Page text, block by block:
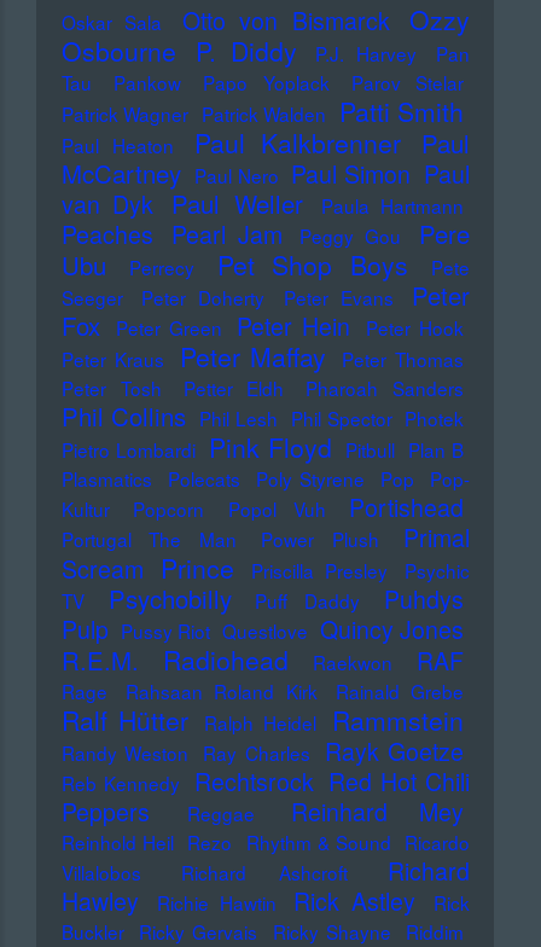
Oskar Sala
Otto von Bismarck Ozzy
Osbourne
P. Diddy P.J. Harvey
Pan
Tau
Pankow Papo Yoplack
Parov Stelar
Patrick Wagner Patrick Walden Patti Smith
Paul Heaton Paul Kalkbrenner
Paul
McCartney Paul Nero Paul Simon Paul
van Dyk Paul Weller Paula Hartmann
Peaches Pearl Jam Peggy Gou
Pere
Ubu
Perrecy Pet Shop Boys
Pete
Seeger
Peter Doherty Peter Evans
Peter
Fox
Peter Green Peter Hein
Peter Hook
Peter Kraus
Peter Maffay
Peter Thomas
Peter Tosh
Petter Eldh Pharoah Sanders
Phil Collins Phil Lesh Phil Spector Photek
Pietro Lombardi
Pink Floyd Pitbull Plan B
Plasmatics
Polecats Poly Styrene Pop
Pop-
Kultur
Popcorn Popol Vuh Portishead
Portugal The Man Power Plush
Primal
Scream
Prince Priscilla Presley
Psychic
TV
Psychobilly Puff Daddy
Puhdys
Pulp Pussy Riot Questlove Quincy Jones
R.E.M. Radiohead Raekwon RAF
Rage Rahsaan Roland Kirk Rainald Grebe
Ralf Hütter Ralph Heidel Rammstein
Randy Weston Ray Charles Rayk Goetze
Reb Kennedy Rechtsrock Red Hot Chili
Peppers
Reggae Reinhard Mey
Reinhold Heil Rezo Rhythm & Sound Ricardo
Villalobos
Richard Ashcroft
Richard
Hawley
Richie Hawtin Rick Astley
Rick
Buckler
Ricky Gervais Ricky Shayne Riddim